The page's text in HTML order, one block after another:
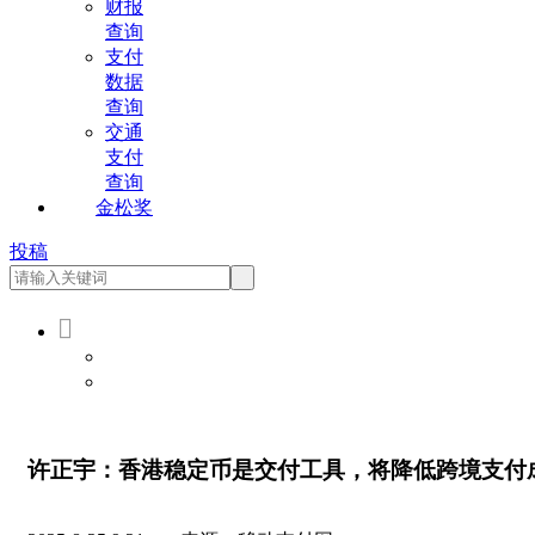
财报
查询
支付
数据
查询
交通
支付
查询
金松奖
投稿

许正宇：香港稳定币是交付工具，将降低跨境支付